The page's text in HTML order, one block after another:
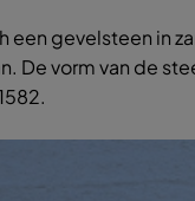
een gevelsteen in
De vorm van de